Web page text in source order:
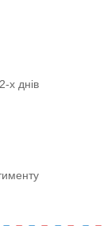
х днів